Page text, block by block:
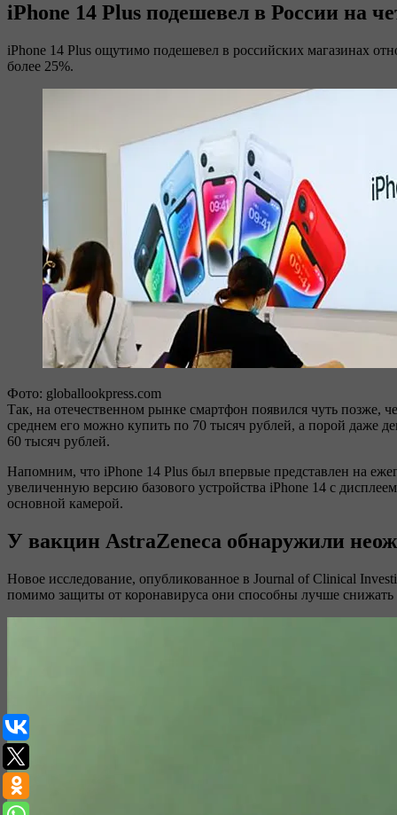
iPhone 14 Plus подешевел в России на
iPhone 14 Plus ощутимо подешевел в российских магазинах
более 25%.
Фото: globallookpress.com
Так, на отечественном рынке смартфон появился чуть позже,
среднем его можно купить по 70 тысяч рублей, а порой даже
60 тысяч рублей.
Напомним, что iPhone 14 Plus был впервые представлен на
увеличенную версию базового устройства iPhone 14 c
основной камерой.
У вакцин AstraZeneca обнаружили
Новое исследование, опубликованное в Journal of Clinical
помимо защиты от коронавируса они способны лучше